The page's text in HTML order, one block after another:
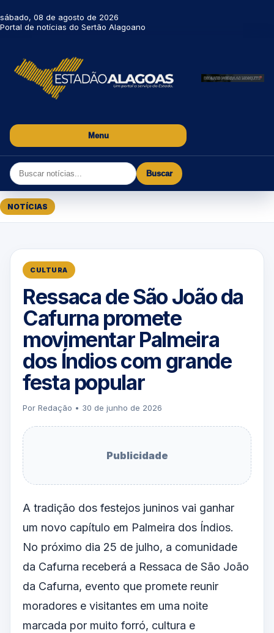
sábado, 08 de agosto de 2026
Portal de notícias do Sertão Alagoano
Menu
Buscar
NOTÍCIAS
CULTURA
Ressaca de São João da
Cafurna promete
movimentar Palmeira
dos Índios com grande
festa popular
Por Redação • 30 de junho de 2026
Publicidade
A tradição dos festejos juninos vai ganhar
um novo capítulo em Palmeira dos Índios.
No próximo dia 25 de julho, a comunidade
da Cafurna receberá a Ressaca de São João
da Cafurna, evento que promete reunir
moradores e visitantes em uma noite
marcada por muito forró, cultura e